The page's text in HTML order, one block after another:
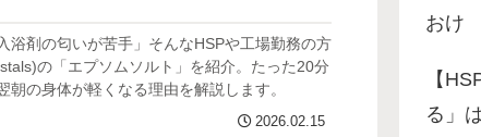
浴剤の匂いが苦手」そんなHSPや工場勤務の方
の「エプソムソルト」を紹介。たった20分
の身体が軽くなる理由を解説します。
2026.02.15
おけ
【
る」